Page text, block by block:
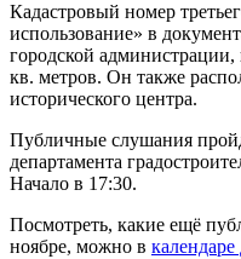
Кадастровый номер
использование» в
городской
кв. метров. Он также
исторического центра.
Публичные слушания
департамента
Начало в 17:30.
Посмотреть, какие ещё
ноябре, можно в